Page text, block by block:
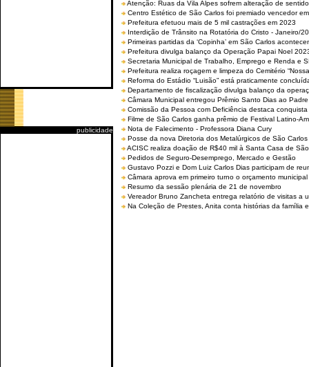
publicidade
Atenção: Ruas da Vila Alpes sofrem alteração de
Centro Estético de São Carlos foi premiado vencedor
Prefeitura efetuou mais de 5 mil castrações em 2023
Interdição de Trânsito na Rotatória do Cristo - Janeiro/
Primeiras partidas da ‘Copinha’ em São Carlos
Prefeitura divulga balanço da Operação Papai Noel
Secretaria Municipal de Trabalho, Emprego e Renda e
Prefeitura realiza roçagem e limpeza do Cemitério
Reforma do Estádio “Luisão” está praticamente
Departamento de fiscalização divulga balanço da
Câmara Municipal entregou Prêmio Santo Dias ao
Comissão da Pessoa com Deficiência destaca
Filme de São Carlos ganha prêmio de Festival Latino-
Nota de Falecimento - Professora Diana Cury
Posse da nova Diretoria dos Metalúrgicos de São
ACISC realiza doação de R$40 mil à Santa Casa de
Pedidos de Seguro-Desemprego, Mercado e Gestão
Gustavo Pozzi e Dom Luiz Carlos Dias participam de
Câmara aprova em primeiro turno o orçamento
Resumo da sessão plenária de 21 de novembro
Vereador Bruno Zancheta entrega relatório de visitas a
Na Coleção de Prestes, Anita conta histórias da família